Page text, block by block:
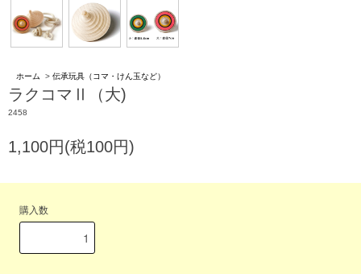
ホーム > 伝承玩具（コマ・けん玉など）
ラクコマⅡ（大)
2458
1,100円(税100円)
購入数